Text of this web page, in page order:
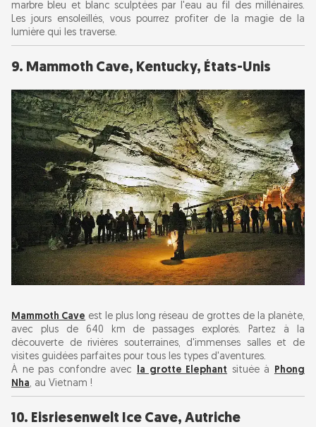
marbre bleu et blanc sculptées par l'eau au fil des millénaires.
Les jours ensoleillés, vous pourrez profiter de la magie de la
lumière qui les traverse.
9. Mammoth Cave, Kentucky, États-Unis
Mammoth Cave est le plus long réseau de grottes de la planète,
avec plus de 640 km de passages explorés. Partez à la
découverte de rivières souterraines, d'immenses salles et de
visites guidées parfaites pour tous les types d'aventures.
À ne pas confondre avec la grotte Elephant située à Phong
Nha, au Vietnam !
10. Eisriesenwelt Ice Cave, Autriche